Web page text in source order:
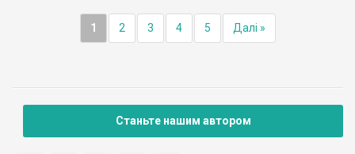
1 2 3 4 5 Далі »
Станьте нашим автором